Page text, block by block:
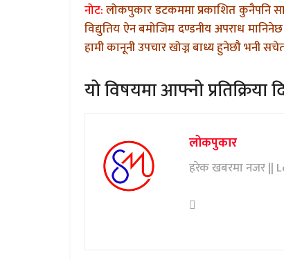
नोट:लोकपुकार डटकममा प्रकाशित कुनैपनि
विद्युतिय ऐन बमोजिम दण्डनीय अपराध
हामी कानूनी उपचार खोज्न बाध्य हुनेछौ भनी
यो विषयमा आफ्नो प्रतिक्रिया
लोकपुकार
हरेक खबरमा नजर ||